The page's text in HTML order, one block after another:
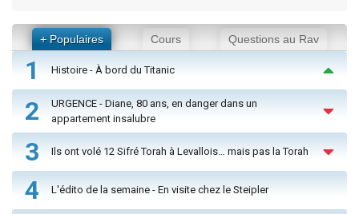
+ Populaires Cours Questions au Rav
1 Histoire - À bord du Titanic
2
URGENCE - Diane, 80 ans, en danger dans un
appartement insalubre
3 Ils ont volé 12 Sifré Torah à Levallois… mais pas la Torah
4 L'édito de la semaine - En visite chez le Steipler